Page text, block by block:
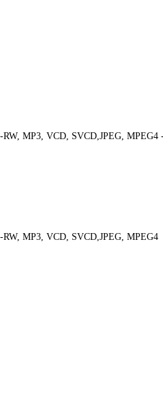
MP3, VCD, SVCD,JPEG,
MP3, VCD, SVCD,JPEG, MPEG4